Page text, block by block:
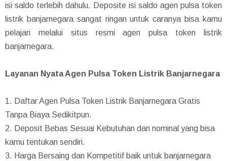
isi saldo terlebih dahulu. Deposite isi saldo agen pulsa token
listrik banjarnegara sangat ringan untuk caranya bisa kamu
pelajari melalui situs resmi agen pulsa token listrik
banjarnegara.
Layanan Nyata Agen Pulsa Token Listrik Banjarnegara
1. Daftar Agen Pulsa Token Listrik Banjarnegara Gratis
Tanpa Biaya Sedikitpun.
2. Deposit Bebas Sesuai Kebutuhan dan nominal yang bisa
kamu tentukan sendiri.
3. Harga Bersaing dan Kompetitif baik untuk banjarnegara